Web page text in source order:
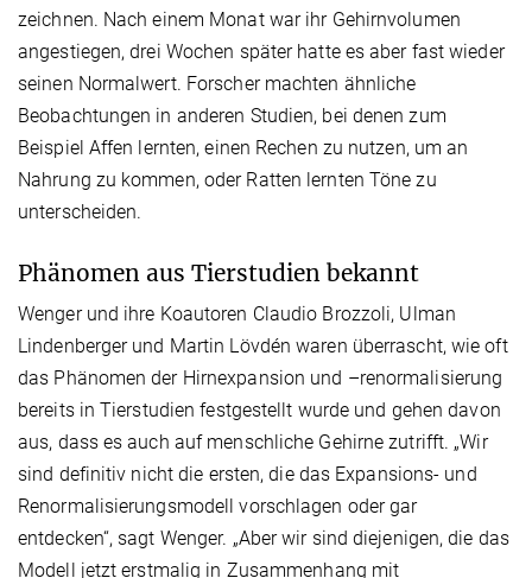
zeichnen. Nach einem Monat war ihr Gehirnvolumen
angestiegen, drei Wochen später hatte es aber fast wieder
seinen Normalwert. Forscher machten ähnliche
Beobachtungen in anderen Studien, bei denen zum
Beispiel Affen lernten, einen Rechen zu nutzen, um an
Nahrung zu kommen, oder Ratten lernten Töne zu
unterscheiden.
Phänomen aus Tierstudien bekannt
Wenger und ihre Koautoren Claudio Brozzoli, Ulman
Lindenberger und Martin Lövdén waren überrascht, wie oft
das Phänomen der Hirnexpansion und –renormalisierung
bereits in Tierstudien festgestellt wurde und gehen davon
aus, dass es auch auf menschliche Gehirne zutrifft. „Wir
sind definitiv nicht die ersten, die das Expansions- und
Renormalisierungsmodell vorschlagen oder gar
entdecken“, sagt Wenger. „Aber wir sind diejenigen, die das
Modell jetzt erstmalig in Zusammenhang mit